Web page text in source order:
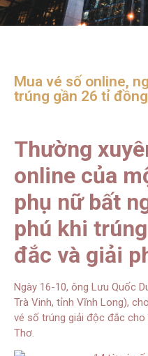
Mua vé số online,
trúng gần 26 tỉ đồng
Thường
online của
phụ nữ bất
phú khi
đắc và giải
Ngày 16-10, ông Lưu Quốc
Trà Vinh, tỉnh Vĩnh Long),
vé số trúng giải độc đắc
Thơ.